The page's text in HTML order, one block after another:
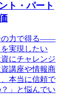
ト・パート
の力で得る――
実現したい
にチャレンジ
講座や情報商
本当に信頼で
」と悩んでい